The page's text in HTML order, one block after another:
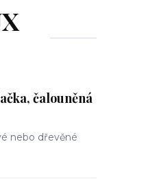
čalouněná
nebo dřevěné